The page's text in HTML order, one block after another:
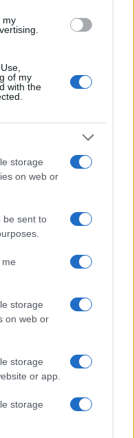
my
of my
with the
storage
on web or
be sent to
storage
on web or
storage
or app.
storage
ultime news
per lunedì 10 agosto
a Olbia e in Gallura
Teresa Gallura, la